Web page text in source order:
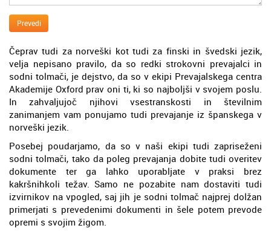
Prevedi
Čeprav tudi za norveški kot tudi za finski in švedski jezik,
velja nepisano pravilo, da so redki strokovni prevajalci in
sodni tolmači, je dejstvo, da so v ekipi Prevajalskega centra
Akademije Oxford prav oni ti, ki so najboljši v svojem poslu.
In zahvaljujoč njihovi vsestranskosti in številnim
zanimanjem vam ponujamo tudi prevajanje iz španskega v
norveški jezik.
Posebej poudarjamo, da so v naši ekipi tudi zapriseženi
sodni tolmači, tako da poleg prevajanja dobite tudi overitev
dokumente ter ga lahko uporabljate v praksi brez
kakršnihkoli težav. Samo ne pozabite nam dostaviti tudi
izvirnikov na vpogled, saj jih je sodni tolmač najprej dolžan
primerjati s prevedenimi dokumenti in šele potem prevode
opremi s svojim žigom.